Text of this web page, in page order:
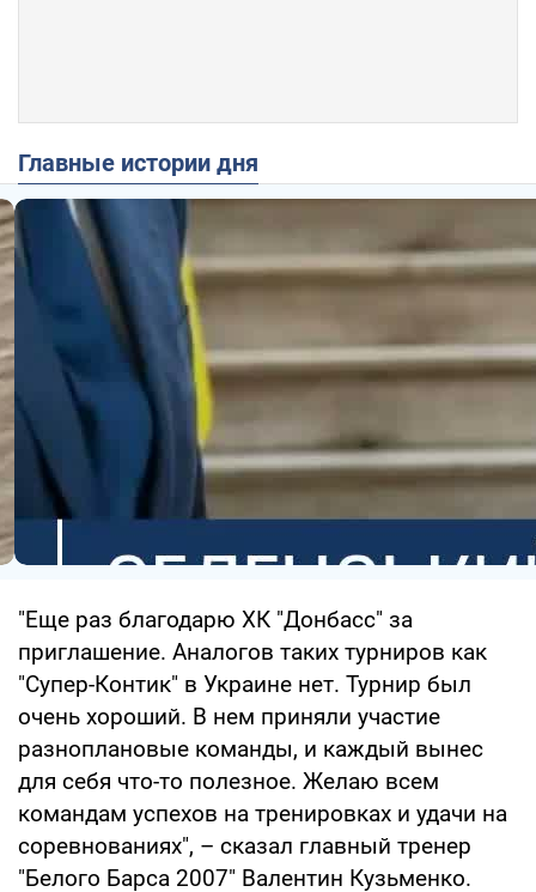
Главные истории дня
"Еще раз благодарю ХК "Донбасс" за
приглашение. Аналогов таких турниров как
"Супер-Контик" в Украине нет. Турнир был
очень хороший. В нем приняли участие
разноплановые команды, и каждый вынес
для себя что-то полезное. Желаю всем
командам успехов на тренировках и удачи на
соревнованиях", – сказал главный тренер
"Белого Барса 2007" Валентин Кузьменко.